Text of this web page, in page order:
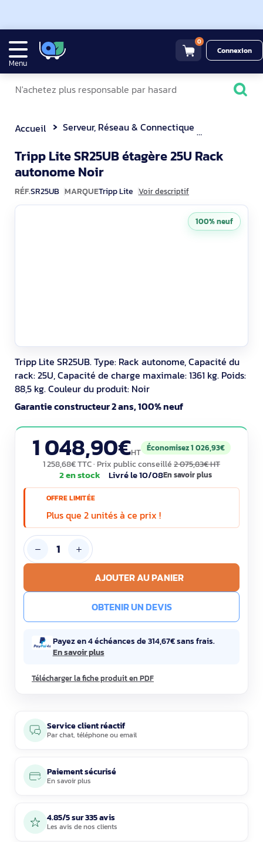
Menu
0
Connexion
Accueil Serveur, Réseau & Connectique
Tripp Lite SR25UB étagère 25U Rack
autonome NoirSR25UB
RÉF.SR25UB MARQUETripp Lite Voir descriptif
Tripp Lite SR25UB. Type: Rack autonome, Capacité du
rack: 25U, Capacité de charge maximale: 1361 kg. Poids:
88,5 kg. Couleur du produit: Noir
Garantie constructeur 2 ans, 100% neuf
1 048,90€HT Économisez 1 026,93€
1 258,68€ TTC· Prix public conseillé 2 075,83€ HT
2 en stock Livré le 10/08En savoir plus
OFFRE LIMITÉE
Plus que 2 unités à ce prix !
AJOUTER AU PANIER
OBTENIR UN DEVIS
Payez en 4 échéances de 314,67€ sans frais.
En savoir plus
Télécharger la fiche produit en PDF
100% neuf
Service client réactif
Parchat, téléphoneouemail
Paiement sécurisé
En savoir plus
4.85/5 sur 335 avis
Les avis de nos clients